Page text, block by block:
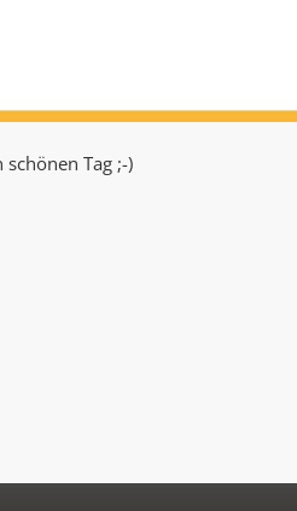
Tag ;-)